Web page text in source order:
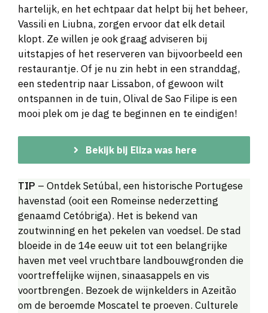
hartelijk, en het echtpaar dat helpt bij het beheer,
Vassili en Liubna, zorgen ervoor dat elk detail
klopt. Ze willen je ook graag adviseren bij
uitstapjes of het reserveren van bijvoorbeeld een
restaurantje. Of je nu zin hebt in een stranddag,
een stedentrip naar Lissabon, of gewoon wilt
ontspannen in de tuin, Olival de Sao Filipe is een
mooi plek om je dag te beginnen en te eindigen!
Bekijk bij Eliza was here
TIP – Ontdek Setúbal, een historische Portugese
havenstad (ooit een Romeinse nederzetting
genaamd Cetóbriga). Het is bekend van
zoutwinning en het pekelen van voedsel. De stad
bloeide in de 14e eeuw uit tot een belangrijke
haven met veel vruchtbare landbouwgronden die
voortreffelijke wijnen, sinaasappels en vis
voortbrengen. Bezoek de wijnkelders in Azeitão
om de beroemde Moscatel te proeven. Culturele